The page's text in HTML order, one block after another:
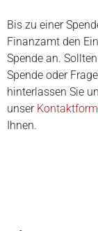
Bis zu einer
Finanzamt den
Spende an.
Spende oder
hinterlassen Sie
unser
Ihnen.